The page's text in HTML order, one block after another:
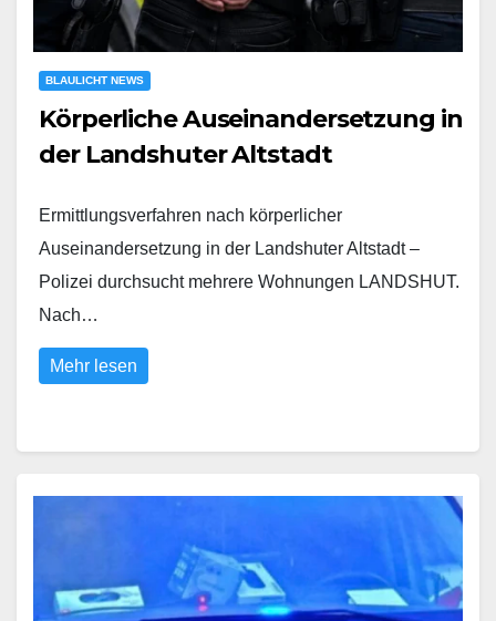
BLAULICHT NEWS
Körperliche Auseinandersetzung in
der Landshuter Altstadt
Ermittlungsverfahren nach körperlicher
Auseinandersetzung in der Landshuter Altstadt –
Polizei durchsucht mehrere Wohnungen LANDSHUT.
Nach…
Mehr lesen